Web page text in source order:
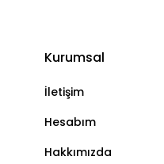
Kurumsal
İletişim
Hesabım
Hakkımızda